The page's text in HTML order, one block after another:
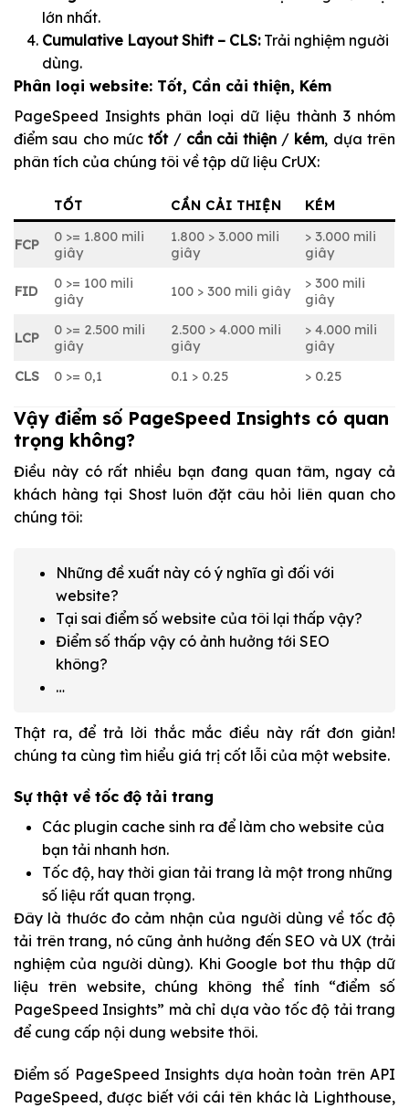
lớn nhất.
Cumulative Layout Shift – CLS:Trải nghiệm người
dùng.
Phân loại website: Tốt, Cần cải thiện, Kém
PageSpeed Insights phân loại dữ liệu thành 3 nhóm
điểm sau cho mứctốt / cần cải thiện/ kém, dựa trên
phân tích của chúng tôi về tập dữ liệu CrUX:
TỐT CẦN CẢI THIỆN KÉM
FCP
0 >= 1.800 mili
giây
1.800 > 3.000 mili
giây
> 3.000 mili
giây
FID
0 >= 100 mili
giây
100 > 300 mili giây
> 300 mili
giây
LCP
0 >= 2.500 mili
giây
2.500 > 4.000 mili
giây
> 4.000 mili
giây
CLS
0 >= 0,1 0.1 > 0.25 > 0.25
Vậy điểm số PageSpeed Insights có quan
trọng không?
Điều này có rất nhiều bạn đang quan tâm, ngay cả
khách hàng tại Shost luôn đặt câu hỏi liên quan cho
chúng tôi:
Những đề xuất này có ý nghĩa gì đối với
website?
Tại sai điểm số website của tôi lại thấp vậy?
Điểm số thấp vậy có ảnh hưởng tới SEO
không?
…
Thật ra, để trả lời thắc mắc điều này rất đơn giản!
chúng ta cùng tìm hiểu giá trị cốt lỗi của một website.
Sự thật về tốc độ tải trang
Các plugin cache sinh ra để làm cho website của
bạn tải nhanh hơn.
Tốc độ, hay thời gian tải trang là một trong những
số liệu rất quan trọng.
Đây là thước đo cảm nhận của người dùng về tốc độ
tải trên trang, nó cũng ảnh hưởng đến SEO và UX (trải
nghiệm của người dùng). Khi Google bot thu thập dữ
liệu trên website, chúng không thể tính “điểm số
PageSpeed Insights” mà chỉ dựa vào tốc độ tải trang
để cung cấp nội dung website thôi.
Điểm số PageSpeed Insights dựa hoàn toàn trên API
PageSpeed, được biết với cái tên khác là Lighthouse,